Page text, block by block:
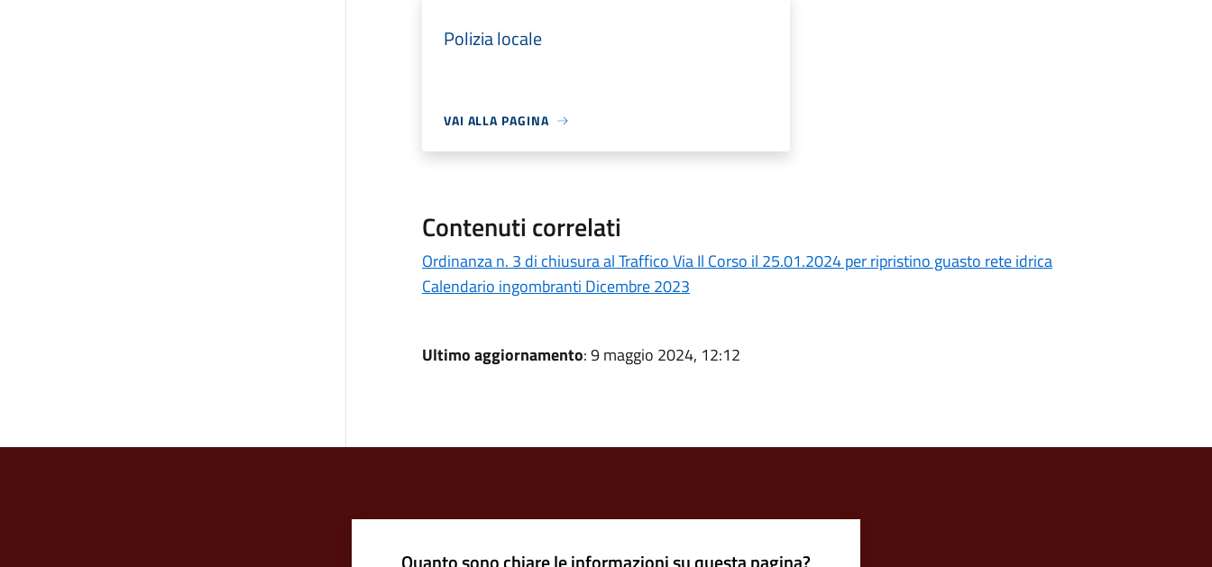
Polizia locale
VAI ALLA PAGINA
Contenuti correlati
Ordinanza n. 3 di chiusura al Traffico Via Il Corso il 25.01.2024 per ripristino guasto rete idrica
Calendario ingombranti Dicembre 2023
Ultimo aggiornamento: 9 maggio 2024, 12:12